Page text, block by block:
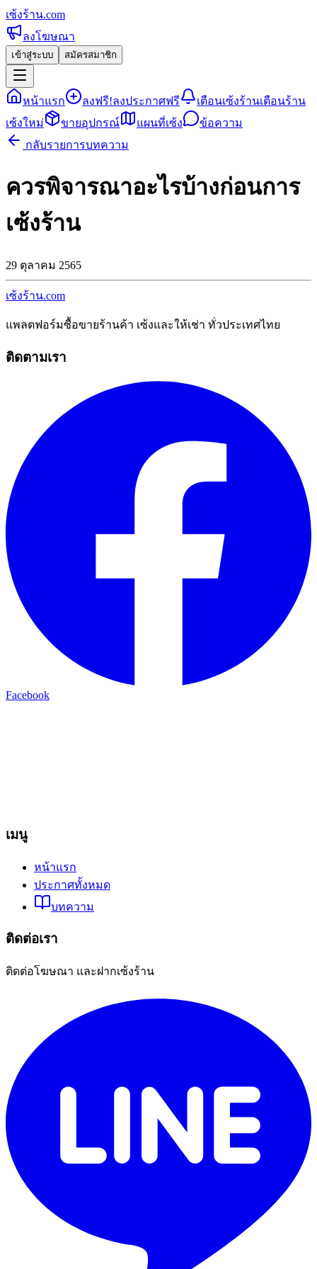
เซ้งร้าน.com
ลงโฆษณา
เข้าสู่ระบบ สมัครสมาชิก
หน้าแรก ลงฟรี!ลงประกาศฟรี เตือนเซ้งร้านเตือนร้าน
เซ้งใหม่
ขายอุปกรณ์ แผนที่เซ้ง
ข้อความ
กลับรายการบทความ
ควรพิจารณาอะไรบ้างก่อนการ
เซ้งร้าน
29 ตุลาคม 2565
เซ้งร้าน.com
แพลตฟอร์มซื้อขายร้านค้า เซ้งและให้เช่า ทั่วประเทศไทย
ติดตามเรา
Facebook
เมนู
หน้าแรก
ประกาศทั้งหมด
บทความ
ติดต่อเรา
ติดต่อโฆษณา และฝากเซ้งร้าน